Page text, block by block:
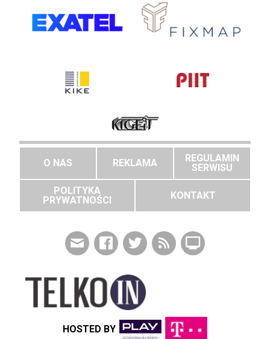
O NAS REKLAMA
REGULAMIN
SERWISU
POLITYKA
PRYWATNOŚCI
KONTAKT
HOSTED BY